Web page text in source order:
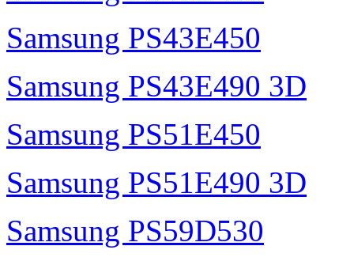
Samsung PS43E450
Samsung PS43E490 3D
Samsung PS51E450
Samsung PS51E490 3D
Samsung PS59D530